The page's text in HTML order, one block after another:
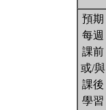
預期
每週
課前
或/與
課後
學習